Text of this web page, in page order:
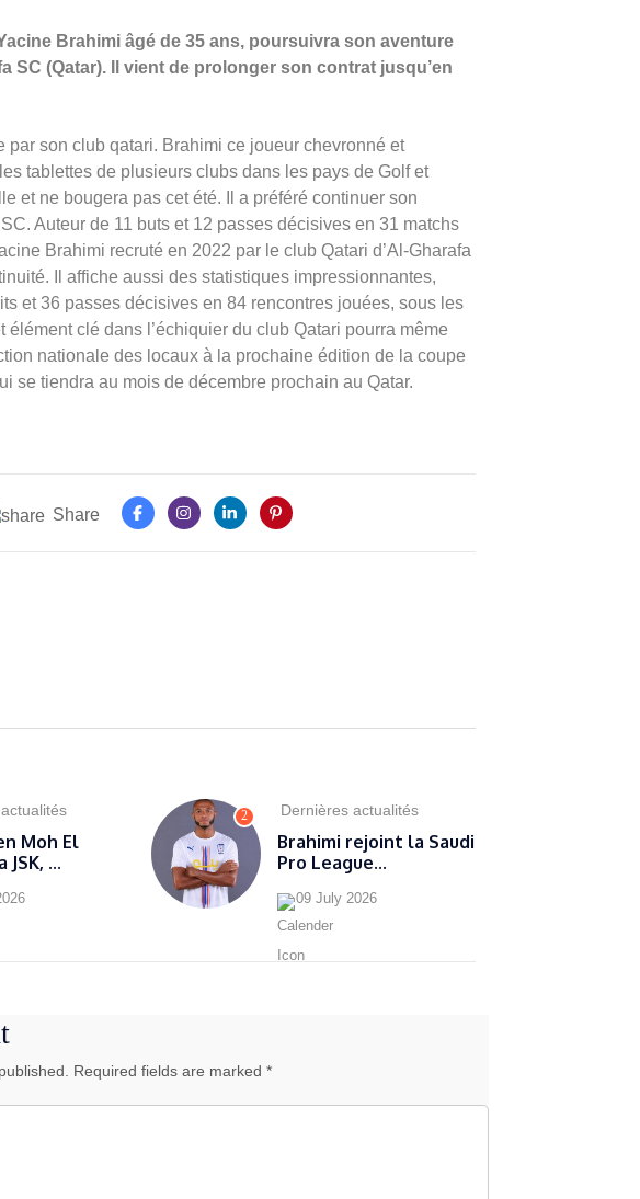
Brahimi âgé de 35 ans, poursuivra son aventure
SC (Qatar). Il vient de prolonger son contrat jusqu’en
par son club qatari. Brahimi ce joueur chevronné et
tablettes de plusieurs clubs dans les pays de Golf et
et ne bougera pas cet été. Il a préféré continuer son
Auteur de 11 buts et 12 passes décisives en 31 matchs
Brahimi recruté en 2022 par le club Qatari d’Al-Gharafa
Il affiche aussi des statistiques impressionnantes,
et 36 passes décisives en 84 rencontres jouées, sous les
élément clé dans l’échiquier du club Qatari pourra même
nationale des locaux à la prochaine édition de la coupe
se tiendra au mois de décembre prochain au Qatar.
Share
Moh El
JSK, ...
2 Dernières actualités
Brahimi rejoint la Saudi
Pro League...
09 July 2026
Required fields are marked *